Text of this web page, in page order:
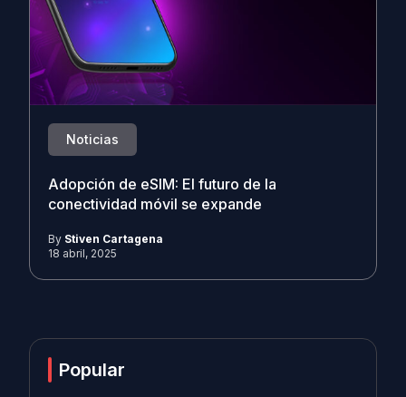
Noticias
Adopción de eSIM: El futuro de la
conectividad móvil se expande
By Stiven Cartagena
18 abril, 2025
Popular